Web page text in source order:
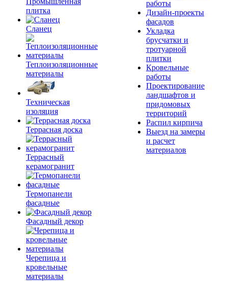
плитка
Сланец
Теплоизоляционные
материалы
Техническая
изоляция
Террасная доска
Террасный
керамогранит
Термопанели
фасадные
Фасадный декор
Черепица и
кровельные
материалы
работы
Дизайн-проекты
фасадов
Укладка
брусчатки и
тротуарной
плитки
Кровельные
работы
Проектирование
ландшафтов и
придомовых
территорий
Распил кирпича
Выезд на замеры
и расчет
материалов